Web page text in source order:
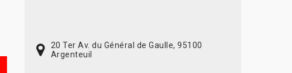
20 Ter Av. du Général de Gaulle, 95100
Argenteuil